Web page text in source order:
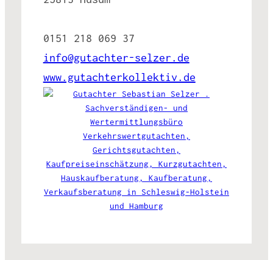
0151 218 069 37
info@gutachter-selzer.de
www.gutachterkollektiv.de